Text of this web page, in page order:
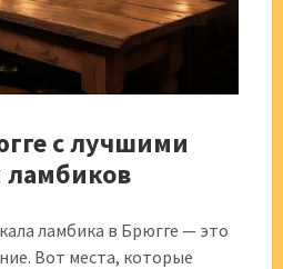
с лучшими
ламбика в Брюгге — это
Вот места, которые